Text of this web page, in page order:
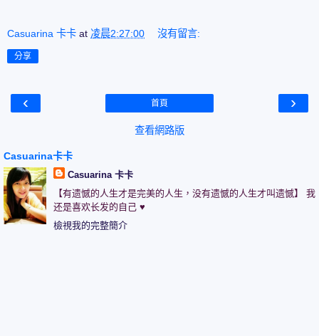
Casuarina 卡卡 at 凌晨2:27:00 沒有留言:
分享
‹ ›
首頁
查看網路版
Casuarina卡卡
Casuarina 卡卡
【有遗憾的人生才是完美的人生，没有遗憾的人生才叫遗憾】 我
还是喜欢长发的自己 ♥
檢視我的完整簡介